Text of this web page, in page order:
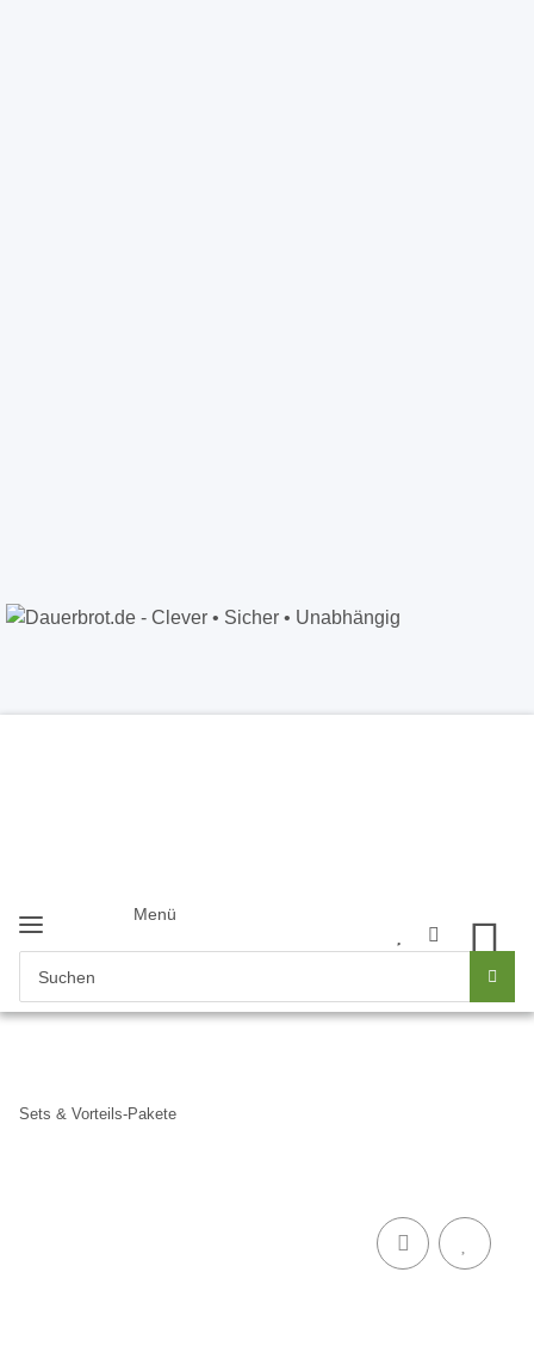
Menü
Sets & Vorteils-Pakete